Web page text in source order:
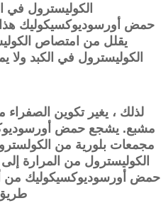
الكوليسترول في
حمض أورسوديوكسيكوليك
يقلل من امتصاص
الكوليسترول في الكبد
لذلك ، يغير تكوين
مشبع. يشجع حمض
مجمعات بلورية من
الكوليسترول من المرارة
حمض أورسوديوكسيكوليك من